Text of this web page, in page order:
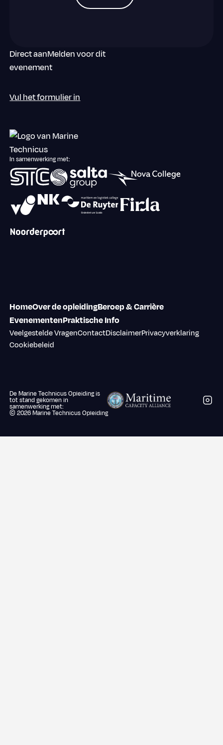
Direct aanMelden voor dit
evenement
Vul het formulier in
In samenwerking met:
HomeOver de opleidingBeroep & Carrière
EvenementenPraktische Info
Veelgestelde VragenContactDisclaimerPrivacyverklaring
Cookiebeleid
De Marine Technicus Opleiding is
tot stand gekomen in
samenwerking met: Volg
©2026Marine Technicus Opleiding